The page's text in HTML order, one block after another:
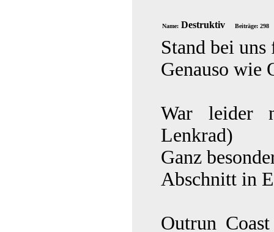
Name: Destruktiv Beiträge: 298
Stand bei
Genauso wie
War leider
Lenkrad)
Ganz
Abschnitt in
Outrun